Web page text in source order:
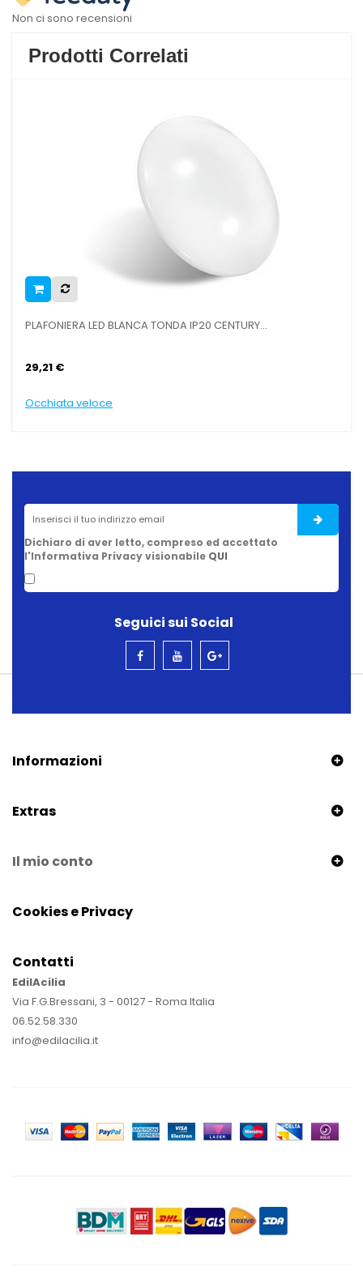
Non ci sono recensioni
Prodotti Correlati
PLAFONIERA LED BLANCA TONDA IP20 CENTURY...
29,21 €
Occhiata veloce
Dichiaro di aver letto, compreso ed accettato
l'Informativa Privacy visionabile QUI
Seguici sui Social
Informazioni
Extras
Il mio conto
Cookies e Privacy
Contatti
EdilAcilia
Via F.G.Bressani, 3 - 00127 - Roma Italia
06.52.58.330
info@edilacilia.it